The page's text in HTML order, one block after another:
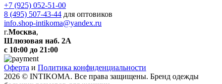
+7 (925) 052-51-00
8 (495) 507-43-44 для оптовиков
info.shop-intikoma@yandex.ru
г.Москва,
Шлюзовая наб. 2А
с 10:00 до 21:00
Оферта и Политика конфиденциальности
2026 © INTIKOMA. Все права защищены. Бренд одежды